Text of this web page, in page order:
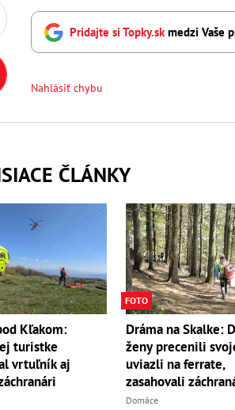
Pridajte si Topky.sk medzi Vaše
Nahlásiť chybu
ČLÁNKY
Kľakom:
turistke
vrtuľník aj
FOTO
Dráma na Skalke:
ženy precenili
uviazli na ferrate,
zasahovali
Domáce